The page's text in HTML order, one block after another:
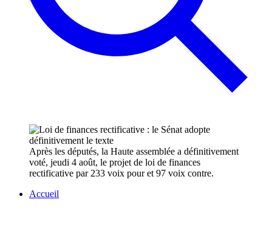
Après les députés, la Haute assemblée a définitivement
voté, jeudi 4 août, le projet de loi de finances
rectificative par 233 voix pour et 97 voix contre.
Accueil